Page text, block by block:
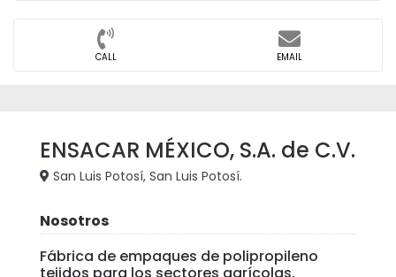
CALL EMAIL
ENSACAR MÉXICO, S.A. de C.V.
San Luis Potosí, San Luis Potosí.
Nosotros
Fábrica de empaques de polipropileno